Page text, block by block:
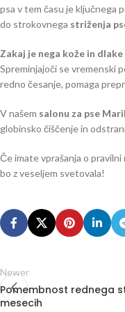
psa v tem času je ključnega
do strokovnega striženja
Zakaj je nega kože in
Spreminjajoči se vremenski
redno česanje, pomaga
V našem salonu za pse
globinsko čiščenje in
Če imate vprašanja o
bo z veseljem svetovala!
Newer
Pomembnost rednega
mesecih